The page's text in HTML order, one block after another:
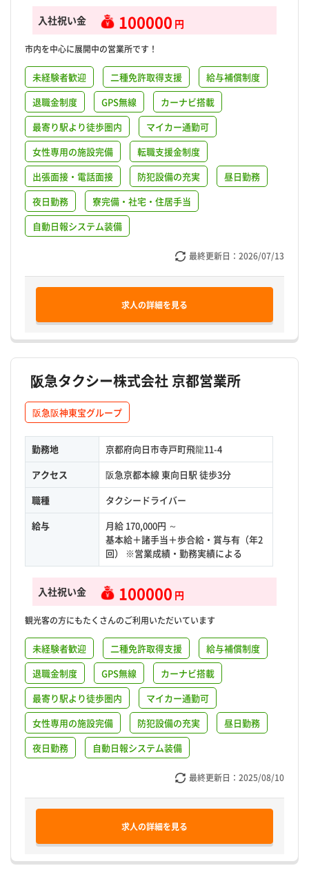
入社祝い金 100000 円
市内を中心に展開中の営業所です！
未経験者歓迎 二種免許取得支援
給与補償制度
退職金制度
GPS無線
カーナビ搭載
最寄り駅より徒歩圏内
マイカー通勤可
女性専用の施設完備
転職支援金制度
出張面接・電話面接
防犯設備の充実
昼日勤務
夜日勤務
寮完備・社宅・住居手当
自動日報システム装備
最終更新日： 2026/07/13
求人の詳細を見る
阪急タクシー株式会社 京都営業所
阪急阪神東宝グループ
勤務地
京都府向日市寺戸町飛龍11-4
アクセス
阪急京都本線 東向日駅 徒歩3分
職種
タクシードライバー
給与
月給 170,000円 ～
基本給＋諸手当＋歩合給・賞与有（年2
回） ※営業成績・勤務実績による
入社祝い金 100000 円
観光客の方にもたくさんのご利用いただいています
未経験者歓迎 二種免許取得支援
給与補償制度
退職金制度
GPS無線
カーナビ搭載
最寄り駅より徒歩圏内
マイカー通勤可
女性専用の施設完備
防犯設備の充実
昼日勤務
夜日勤務
自動日報システム装備
最終更新日： 2025/08/10
求人の詳細を見る